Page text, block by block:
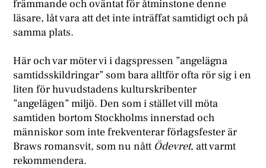
främmande och oväntat för åtminstone denne
läsare, låt vara att det inte inträffat samtidigt och på
samma plats.
Här och var möter vi i dagspressen ”angelägna
samtidsskildringar” som bara alltför ofta rör sig i en
liten för huvudstadens kulturskribenter
”angelägen” miljö. Den som i stället vill möta
samtiden bortom Stockholms innerstad och
människor som inte frekventerar förlagsfester är
Braws romansvit, som nu nått Ödevret, att varmt
rekommendera.